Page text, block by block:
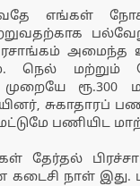
எங்கள்
அமைந்த
நெல் மற்றும்
ரூ.300
சுகாதாரப்
பணியிட
தேர்தல்
கடைசி நாள்